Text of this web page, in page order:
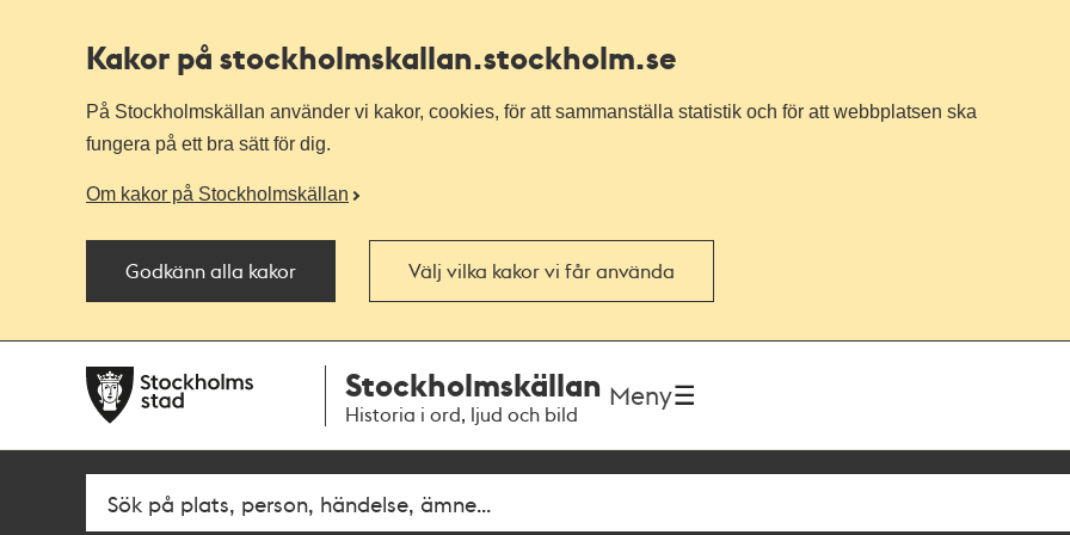
Kakor på stockholmskallan.stockholm.se
På Stockholmskällan använder vi kakor, cookies, för att sammanställa statistik och för att webbplatsen ska
fungera på ett bra sätt för dig.
Om kakor på Stockholmskällan
Godkänn alla kakor Välj vilka kakor vi får använda
navigationen
huvudinnehållet
Stockholmskällan
Historia i ord, ljud och bild
Meny
SökFritextsök